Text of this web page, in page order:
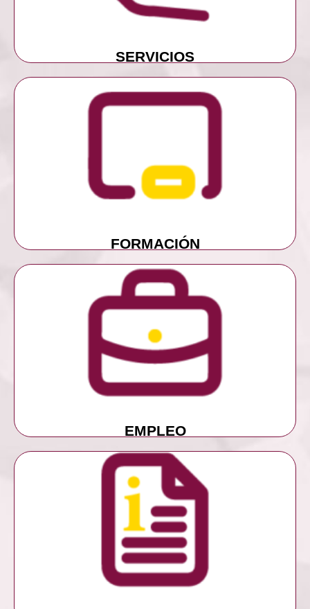
SERVICIOS
FORMACIÓN
FORMACIÓN
EMPLEO
EMPLEO
MÁS INFORMACIÓN
NOTICIAS
MÁS INFORMACIÓN